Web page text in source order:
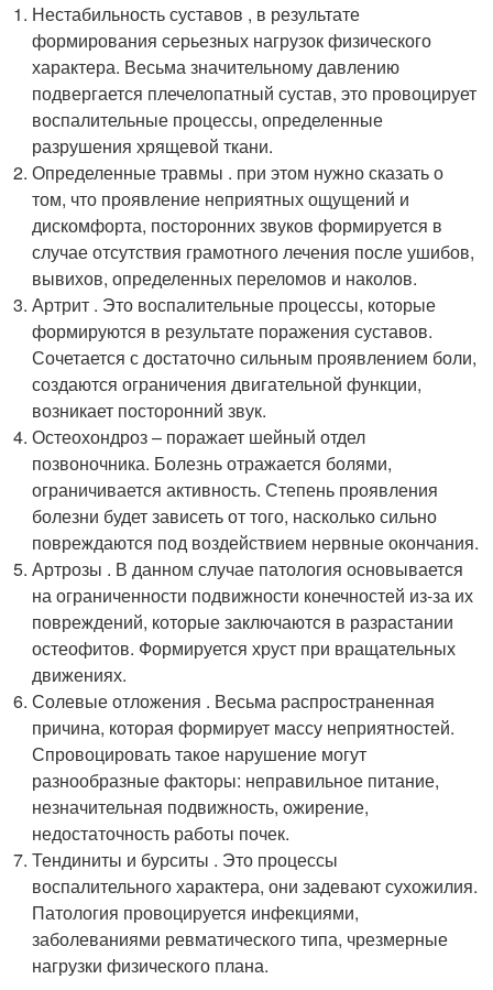
Нестабильность суставов , в результате
формирования серьезных нагрузок физического
характера. Весьма значительному давлению
подвергается плечелопатный сустав, это провоцирует
воспалительные процессы, определенные
разрушения хрящевой ткани.
Определенные травмы . при этом нужно сказать о
том, что проявление неприятных ощущений и
дискомфорта, посторонних звуков формируется в
случае отсутствия грамотного лечения после ушибов,
вывихов, определенных переломов и наколов.
Артрит . Это воспалительные процессы, которые
формируются в результате поражения суставов.
Сочетается с достаточно сильным проявлением боли,
создаются ограничения двигательной функции,
возникает посторонний звук.
Остеохондроз – поражает шейный отдел
позвоночника. Болезнь отражается болями,
ограничивается активность. Степень проявления
болезни будет зависеть от того, насколько сильно
повреждаются под воздействием нервные окончания.
Артрозы . В данном случае патология основывается
на ограниченности подвижности конечностей из-за их
повреждений, которые заключаются в разрастании
остеофитов. Формируется хруст при вращательных
движениях.
Солевые отложения . Весьма распространенная
причина, которая формирует массу неприятностей.
Спровоцировать такое нарушение могут
разнообразные факторы: неправильное питание,
незначительная подвижность, ожирение,
недостаточность работы почек.
Тендиниты и бурситы . Это процессы
воспалительного характера, они задевают сухожилия.
Патология провоцируется инфекциями,
заболеваниями ревматического типа, чрезмерные
нагрузки физического плана.